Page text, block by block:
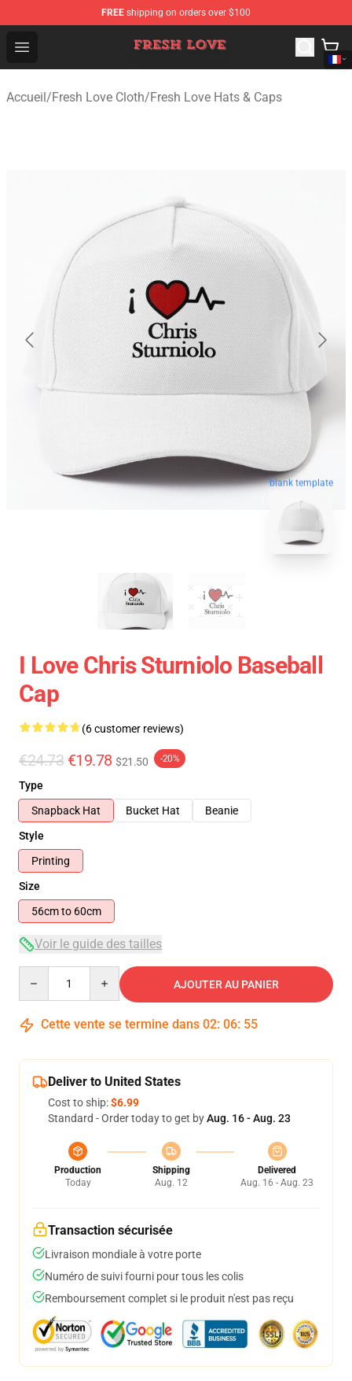
FREE shipping on orders over $100
Open menu
Fresh Love Store - Official Fresh Love Merchandise Shop
Accueil/Fresh Love Cloth/Fresh Love Hats & Caps
blank template
I Love Chris Sturniolo Baseball
Cap
(6 customer reviews)
€24.73 €19.78 $21.50 -20%
Type
Snapback Hat
Bucket Hat
Beanie
Style
Printing
Size
56cm to 60cm
Voir le guide des tailles
AJOUTER AU PANIER
Cette vente se termine dans 02: 06: 54
Deliver to United States
Cost to ship:$6.99
Standard - Order today to get byAug. 16 - Aug. 23
Production
Today
Shipping
Aug. 12
Delivered
Aug. 16 - Aug. 23
Transaction sécurisée
Livraison mondiale à votre porte
Numéro de suivi fourni pour tous les colis
Remboursement complet si le produit n'est pas reçu